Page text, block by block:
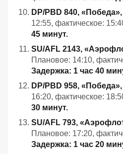
DP/PBD 840,
12:55, фактическое:
45 минут.
SU/AFL 2143,
Плановое: 14:10,
Задержка: 1 час 40
DP/PBD 958,
16:20, фактическое:
30 минут.
SU/AFL 793,
Плановое: 17:20,
Задержка: 1 час 20